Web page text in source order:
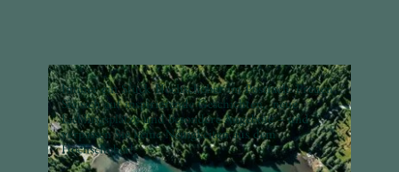
Immer ein Stück Hochschober im Postfach: Freuen
Sie sich auf inspirierende Geschichten, neue
Lieblingsplätze und besondere Angebote – und
verpassen Sie keine Neuigkeiten aus dem
Hochschober!